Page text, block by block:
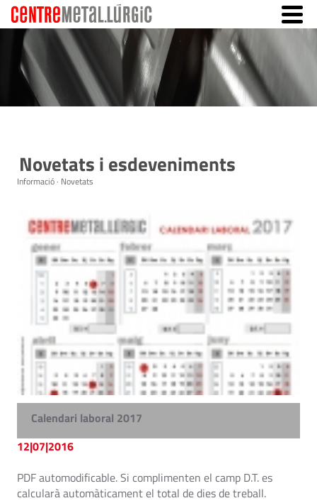
Novetats i esdeveniments
Informació · Novetats
Calendari laboral 2017
12|07|2016
PDF automodificable. Si complimenten el camp D.T. es
calcularà automàticament el total de dies de treball.